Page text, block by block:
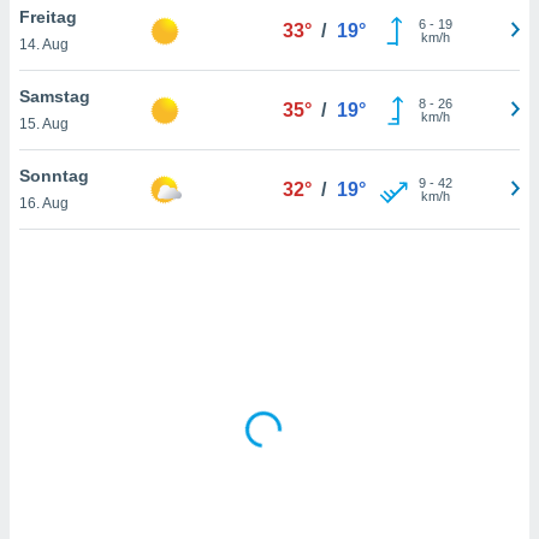
Freitag
14. Aug
33° / 19° 6- 19
km/h
Samstag
15. Aug
35° / 19° 8- 26
km/h
Sonntag
16. Aug
32° / 19° 9- 42
km/h